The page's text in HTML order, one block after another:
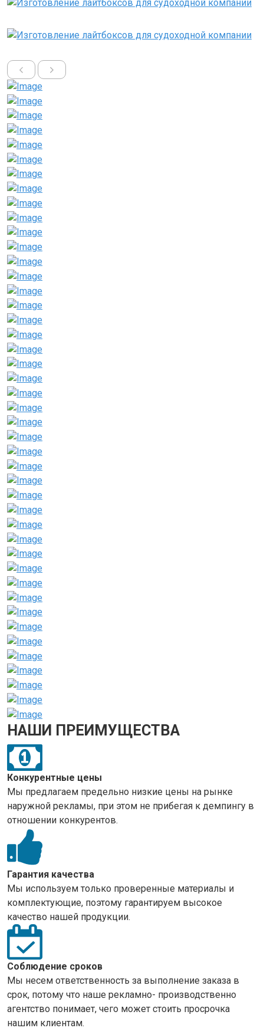
НАШИ ПРЕИМУЩЕСТВА
Конкурентные цены
Мы предлагаем предельно низкие цены на рынке
наружной рекламы, при этом не прибегая к демпингу в
отношении конкурентов.
Гарантия качества
Мы используем только проверенные материалы и
комплектующие, поэтому гарантируем высокое
качество нашей продукции.
Соблюдение сроков
Мы несем ответственность за выполнение заказа в
срок, потому что наше рекламно- производственно
агентство понимает, чего может стоить просрочка
нашим клиентам.